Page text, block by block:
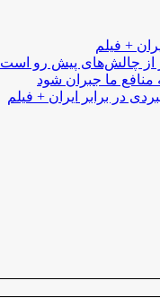
+ فیلم
از چالش‌های پیش رو است
منافع ما جبران شود
در برابر ایران + فیلم